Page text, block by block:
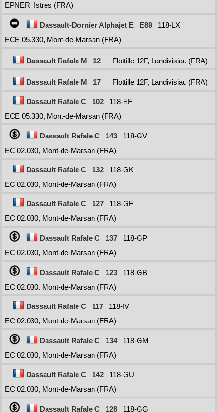
EPNER, Istres (FRA)
Dassault-Dornier Alphajet E E89
118-LX
ECE 05.330, Mont-de-Marsan (FRA)
Dassault Rafale M 12 Flottille 12F, Landivisiau (FRA)
Dassault Rafale M 17 Flottille 12F, Landivisiau (FRA)
Dassault Rafale C 102
118-EF
ECE 05.330, Mont-de-Marsan (FRA)
Dassault Rafale C 143
118-GV
EC 02.030, Mont-de-Marsan (FRA)
Dassault Rafale C 132
118-GK
EC 02.030, Mont-de-Marsan (FRA)
Dassault Rafale C 127
118-GF
EC 02.030, Mont-de-Marsan (FRA)
Dassault Rafale C 137
118-GP
EC 02.030, Mont-de-Marsan (FRA)
Dassault Rafale C 123
118-GB
EC 02.030, Mont-de-Marsan (FRA)
Dassault Rafale C 117
118-IV
EC 02.030, Mont-de-Marsan (FRA)
Dassault Rafale C 134
118-GM
EC 02.030, Mont-de-Marsan (FRA)
Dassault Rafale C 142
118-GU
EC 02.030, Mont-de-Marsan (FRA)
Dassault Rafale C 128 118-GG